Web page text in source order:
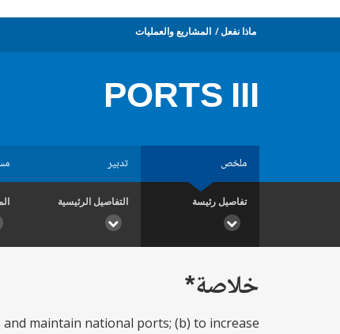
ماذا نفعل المشاريع والعمليات
PORTS III
ملخص تدبير
تفاصيل رئيسة التفاصيل الرئيسية
خلاصة*
maintain national ports; (b) to increase